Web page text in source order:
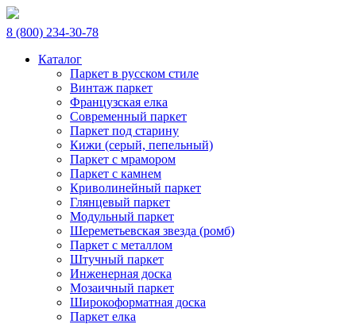
8 (800) 234-30-78
Каталог
Паркет в русском стиле
Винтаж паркет
Французская елка
Современный паркет
Паркет под старину
Кижи (серый, пепельный)
Паркет с мрамором
Паркет с камнем
Криволинейный паркет
Глянцевый паркет
Модульный паркет
Шереметьевская звезда (ромб)
Паркет с металлом
Штучный паркет
Инженерная доска
Мозаичный паркет
Широкоформатная доска
Паркет елка